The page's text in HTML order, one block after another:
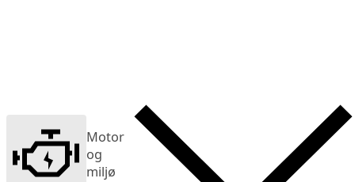
Motor
og
miljø